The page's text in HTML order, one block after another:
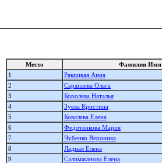
Место Фамилия Имя
1
Ракицкая Анна
2
Сарапаева Ольга
3
Королева Наталья
4
Зуева Кристина
5
Ковалева Елена
6
Федотенкова Мария
7
Чубенко Вероника
8
Ладная Елена
9
Салимжанова Елена